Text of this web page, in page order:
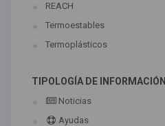
REACH
Termoestables
Termoplásticos
TIPOLOGÍA DE INFORMACIÓN
Noticias
Ayudas